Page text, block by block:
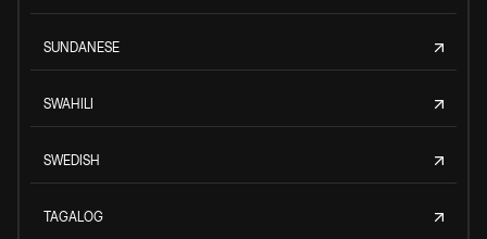
SUNDANESE
SWAHILI
SWEDISH
TAGALOG